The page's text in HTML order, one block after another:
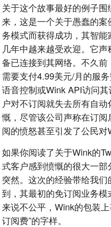
关于这个故事最好的例子
来，这是一个关于愚蠢的
务模式而获得成功，其智
几年中越来越受欢迎。它
备已连接到其网络。不久
需要支付4.99美元/月的服
语音控制或Wink API访问
户对不订阅就失去所有自
慨，尽管该公司声称在订
阅的愤怒甚至引发了公民对
如果你阅读了关于Wink的
式客户感到愤慨的很大一
突然。这次的经验带给我
到，其最初的免订阅业务
来说不公平，Wink的包装
订阅费”的字样。